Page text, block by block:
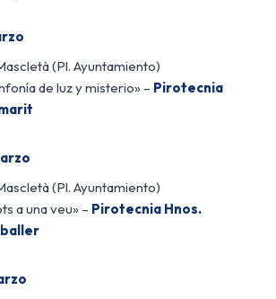
(Pl. Ayuntamiento)
de luz y misterio» – Pirotecnia
(Pl. Ayuntamiento)
a una veu» – Pirotecnia Hnos.